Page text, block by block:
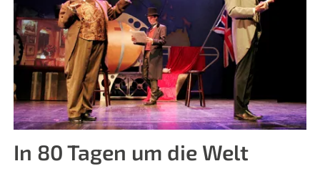
In 80 Tagen um die Welt